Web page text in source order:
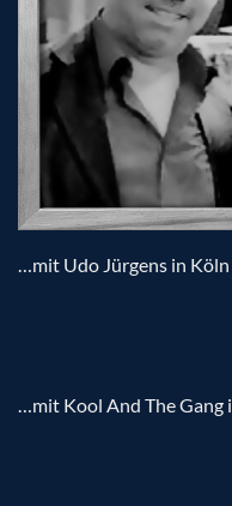
…mit Udo Jürgens in
…mit Kool And The Gang